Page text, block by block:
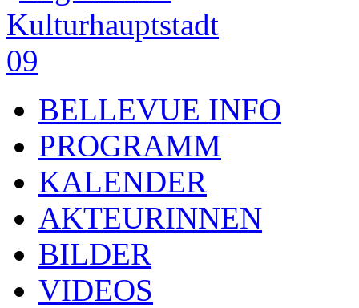
BELLEVUE INFO
PROGRAMM
KALENDER
AKTEURINNEN
BILDER
VIDEOS